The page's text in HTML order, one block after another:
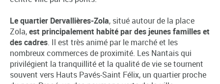
Le quartier Dervallières-Zola, situé autour de la place
Zola,est principalement habité par des jeunes familles et
des cadres. Il est très animé par le marché et les
nombreux commerces de proximité. Les Nantais qui
privilégient la tranquillité et la qualité de vie se tournent
souvent vers Hauts Pavés-Saint Félix, un quartier proche